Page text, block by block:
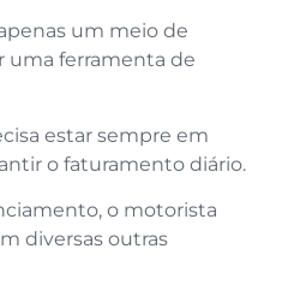
um meio de
uma ferramenta de
estar sempre em
o faturamento diário.
o motorista
diversas outras